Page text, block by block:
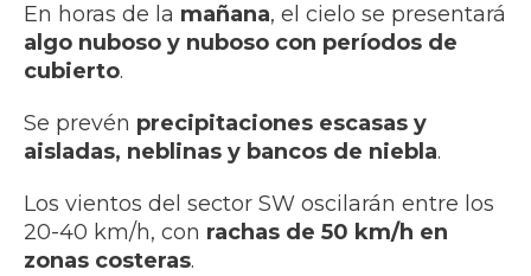
En horas de la mañana, el cielo se presentará
algo nuboso y nuboso con períodos de
cubierto.
Se prevén precipitaciones escasas y
aisladas, neblinas y bancos de niebla.
Los vientos del sector SW oscilarán entre los
20-40 km/h, con rachas de 50 km/h en
zonas costeras.